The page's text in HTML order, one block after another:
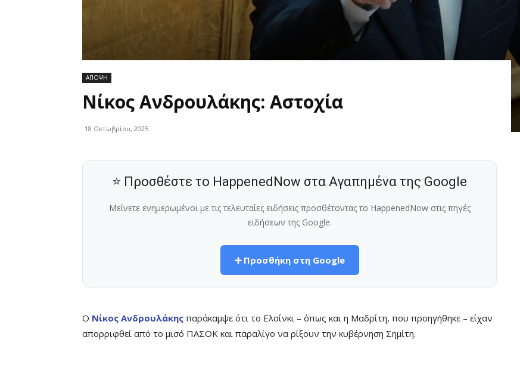
ΑΠΟΨΗ
Νίκος Ανδρουλάκης: Αστοχία
18 Οκτωβρίου, 2025
⭐ Προσθέστε το HappenedNow στα Αγαπημένα της Google
Μείνετε ενημερωμένοι με τις τελευταίες ειδήσεις προσθέτοντας το HappenedNow στις πηγές
ειδήσεων της Google.
➕ Προσθήκη στη Google
Ο Νίκος Ανδρουλάκης παράκαμψε ότι το Ελσίνκι – όπως και η Μαδρίτη, που προηγήθηκε – είχαν
απορριφθεί από το μισό ΠΑΣΟΚ και παραλίγο να ρίξουν την κυβέρνηση Σημίτη.